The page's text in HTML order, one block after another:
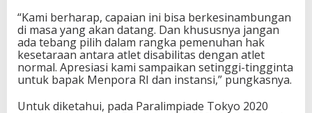
“Kami berharap, capaian ini bisa berkesinambungan
di masa yang akan datang. Dan khususnya jangan
ada tebang pilih dalam rangka pemenuhan hak
kesetaraan antara atlet disabilitas dengan atlet
normal. Apresiasi kami sampaikan setinggi-tingginta
untuk bapak Menpora RI dan instansi,” pungkasnya.
Untuk diketahui, pada Paralimpiade Tokyo 2020